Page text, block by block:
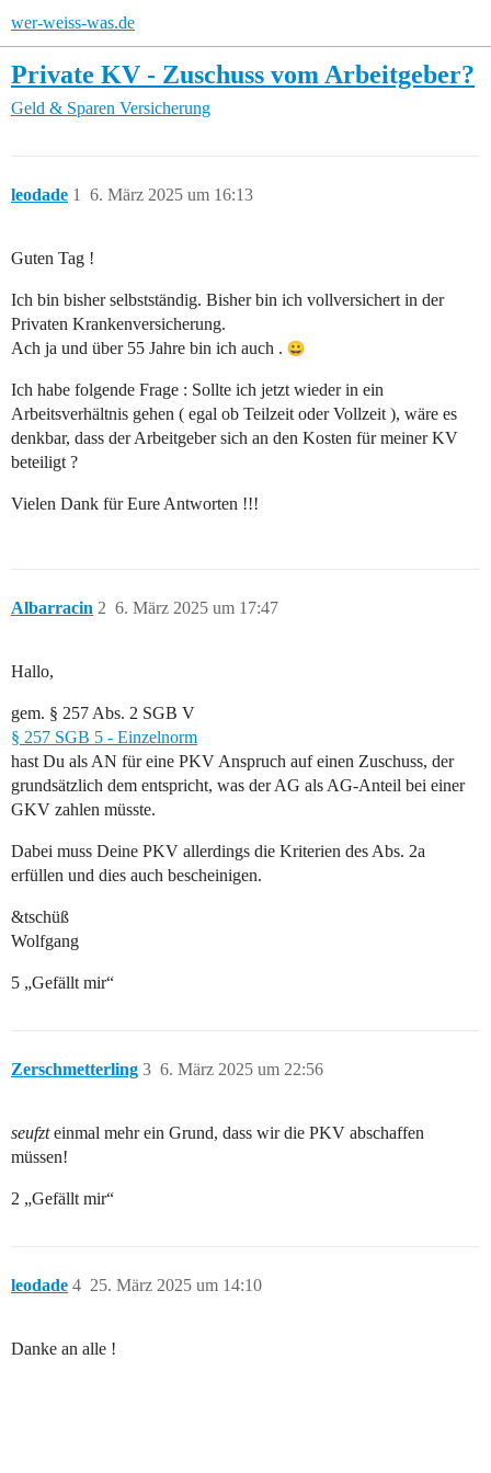
wer-weiss-was.de
Private KV - Zuschuss vom Arbeitgeber?
Geld & Sparen Versicherung
leodade 6. März 2025 um 16:13
1
Guten Tag !
Ich bin bisher selbstständig. Bisher bin ich vollversichert in der
Privaten Krankenversicherung.
Ach ja und über 55 Jahre bin ich auch .
Ich habe folgende Frage : Sollte ich jetzt wieder in ein
Arbeitsverhältnis gehen ( egal ob Teilzeit oder Vollzeit ), wäre es
denkbar, dass der Arbeitgeber sich an den Kosten für meiner KV
beteiligt ?
Vielen Dank für Eure Antworten !!!
Albarracin 6. März 2025 um 17:47
2
Hallo,
gem. § 257 Abs. 2 SGB V
§ 257 SGB 5 - Einzelnorm
hast Du als AN für eine PKV Anspruch auf einen Zuschuss, der
grundsätzlich dem entspricht, was der AG als AG-Anteil bei einer
GKV zahlen müsste.
Dabei muss Deine PKV allerdings die Kriterien des Abs. 2a
erfüllen und dies auch bescheinigen.
&tschüß
Wolfgang
5 „Gefällt mir“
Zerschmetterling 6. März 2025 um 22:56
3
seufzteinmal mehr ein Grund, dass wir die PKV abschaffen
müssen!
2 „Gefällt mir“
leodade 25. März 2025 um 14:10
4
Danke an alle !